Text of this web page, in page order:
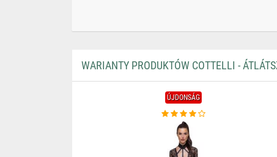
WARIANTY PRODUKTÓW COTTELLI -
ÚJDONSÁG